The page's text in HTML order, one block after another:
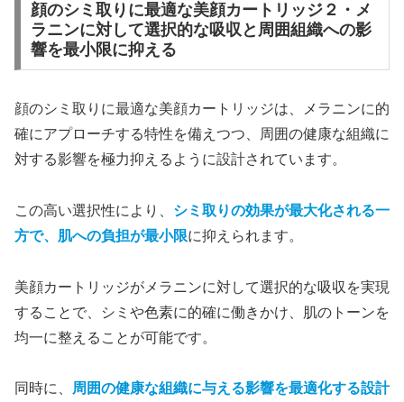
顔のシミ取りに最適な美顔カートリッジ２・メ
ラニンに対して選択的な吸収と周囲組織への影
響を最小限に抑える
顔のシミ取りに最適な美顔カートリッジは、メラニンに的
確にアプローチする特性を備えつつ、周囲の健康な組織に
対する影響を極力抑えるように設計されています。
この高い選択性により、 シミ取りの効果が最大化される一
方で、肌への負担が最小限に抑えられます。
美顔カートリッジがメラニンに対して選択的な吸収を実現
することで、シミや色素に的確に働きかけ、肌のトーンを
均一に整えることが可能です。
同時に、 周囲の健康な組織に与える影響を最適化する設計